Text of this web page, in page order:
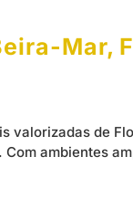
Mar,
valorizadas de
ambientes